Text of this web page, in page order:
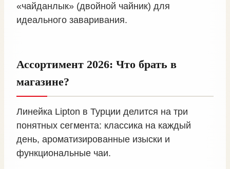
«чайданлык» (двойной чайник) для
идеального заваривания.
Ассортимент 2026: Что брать в
магазине?
Линейка Lipton в Турции делится на три
понятных сегмента: классика на каждый
день, ароматизированные изыски и
функциональные чаи.